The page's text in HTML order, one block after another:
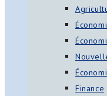
Finance